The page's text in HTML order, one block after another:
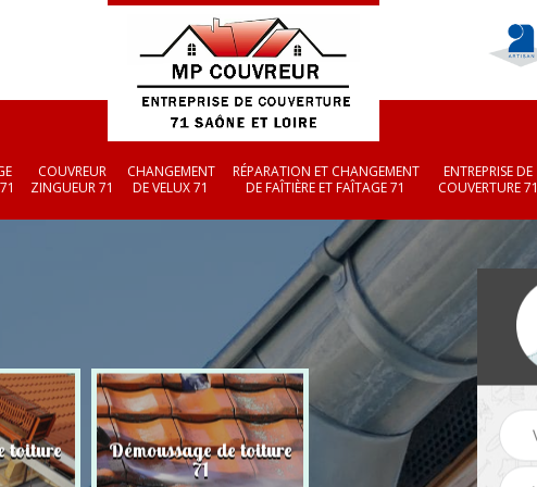
COUVREUR
ZINGUEUR 71
CHANGEMENT
DE VELUX 71
RÉPARATION ET CHANGEMENT
DE FAÎTIÈRE ET FAÎTAGE 71
ENTREPRISE DE
COUVERTURE 71
toiture Démoussage de toiture
71 Couvreur zingueur 71